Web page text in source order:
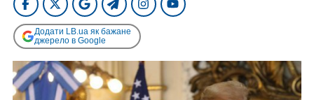
Додати LB.ua як бажане
джерело в Google